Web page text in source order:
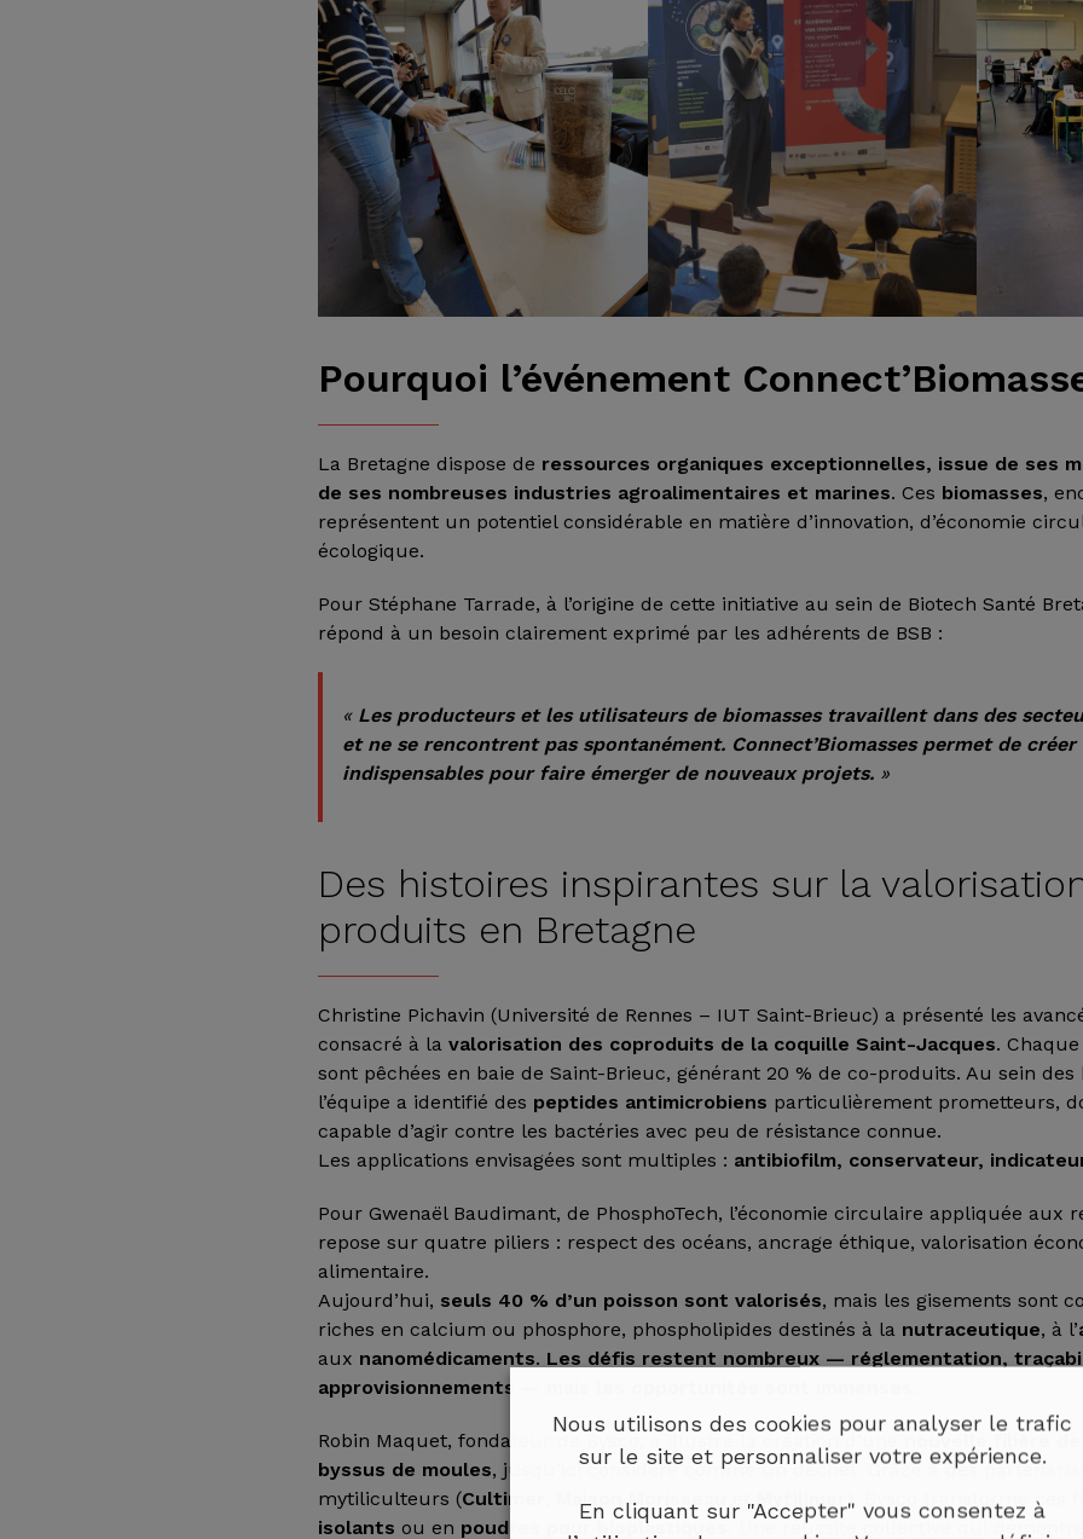
Pourquoi l’événement
La Bretagne dispose de ressources organiques exceptionnelles, issue de ses
de ses nombreuses industries agroalimentaires et marines. Ces biomasses,
représentent un potentiel considérable en matière d’innovation, d’économie
écologique.
Pour Stéphane Tarrade, à l’origine de cette initiative au sein de Biotech Santé
répond à un besoin clairement exprimé par les adhérents de BSB :
« Les producteurs et les utilisateurs de biomasses travaillent dans des
et ne se rencontrent pas spontanément. Connect’Biomasses permet de créer
indispensables pour faire émerger de nouveaux projets. »
Des histoires inspirantes sur la
produits en Bretagne
Christine Pichavin (Université de Rennes – IUT Saint-Brieuc) a présenté les
consacré à lavalorisation des coproduits de la coquille Saint-Jacques.
sont pêchées en baie de Saint-Brieuc, générant 20 % de co-produits. Au sein
l’équipe a identifié des peptides antimicrobiens particulièrement prometteurs,
capable d’agir contre les bactéries avec peu de résistance connue.
Les applications envisagées sont multiples : antibiofilm, conservateur,
Pour Gwenaël Baudimant, de PhosphoTech, l’économie circulaire appliquée aux
repose sur quatre piliers : respect des océans, ancrage éthique, valorisation
alimentaire.
Aujourd’hui, seuls 40 % d’un poisson sont valorisés, mais les gisements sont
riches en calcium ou phosphore, phospholipides destinés à la nutraceutique, à l’
aux nanomédicaments. Les défis restent nombreux — réglementation,
approvisionnements — mais les opportunités sont immenses.
Robin Maquet, fondateur de Bysco, a illustré la création d’une
nouvelle filière
byssus de moules, jusqu’ici considéré comme un déchet. Grâce à des
mytiliculteurs (Cultimer Maison Morisseau Mytilimer ), Bysco transforme ces
isolants ou en poudres pour bioplastiques
. Une réussite collective qui
Nous utilisons des cookies pour analyser le trafic
sur le site et personnaliser votre expérience.
En cliquant sur "Accepter" vous consentez à